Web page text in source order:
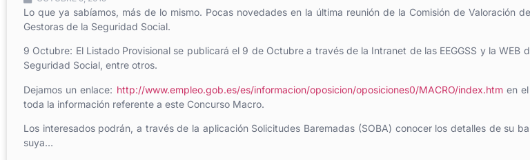
Lo que ya sabíamos, más de lo mismo. Pocas novedades en la última reunión de la Comisión de Valoración
Gestoras de la Seguridad Social.
9 Octubre: El Listado Provisional se publicará el 9 de Octubre a través de la Intranet de las EEGGSS y la WEB
Seguridad Social, entre otros.
Dejamos un enlace: http://www.empleo.gob.es/es/informacion/oposicion/oposiciones0/MACRO/index.htmen el
toda la información referente a este Concurso Macro.
Los interesados podrán, a través de la aplicación Solicitudes Baremadas (SOBA) conocer los detalles de su
suya…